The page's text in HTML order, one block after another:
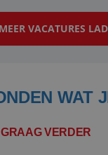
om die
MEER VACATURES
WAT
VERDER